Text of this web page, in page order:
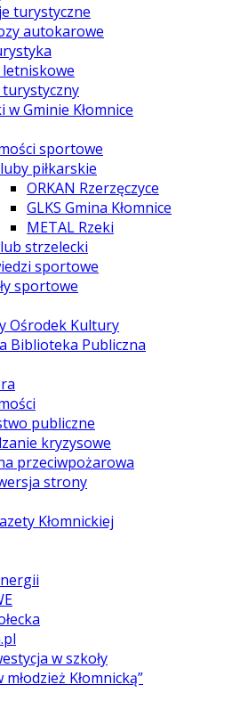
turystyczne
autokarowe
w Gminie Kłomnice
sportowe
piłkarskie
ORKAN Rzerzęczyce
GLKS Gmina Kłomnice
METAL Rzeki
strzelecki
sportowe
sportowe
Ośrodek Kultury
Biblioteka Publiczna
publiczne
kryzysowe
przeciwpożarowa
strony
Kłomnickiej
w szkoły
Kłomnicką”